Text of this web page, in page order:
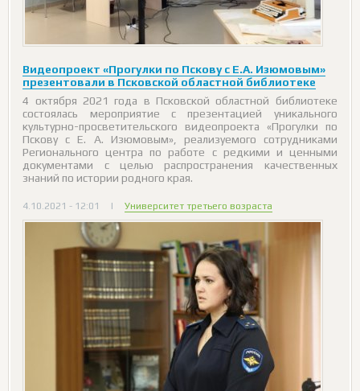
Видеопроект «Прогулки по Пскову с Е.А. Изюмовым»
презентовали в Псковской областной библиотеке
4 октября 2021 года в Псковской областной библиотеке
состоялась мероприятие с презентацией уникального
культурно-просветительского видеопроекта «Прогулки по
Пскову с Е. А. Изюмовым», реализуемого сотрудниками
Регионального центра по работе с редкими и ценными
документами с целью распространения качественных
знаний по истории родного края.
4.10.2021 - 12:01 | Университет третьего возраста